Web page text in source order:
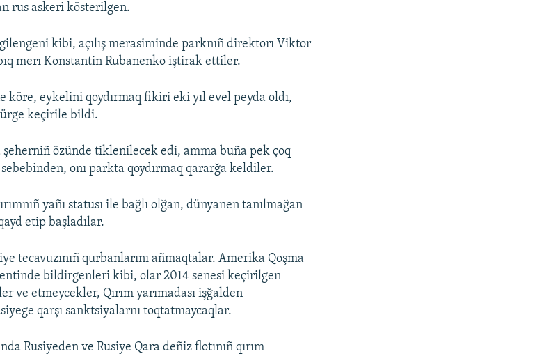
rus askeri kösterilgen.
kibi, açılış merasiminde parknıñ direktorı Viktor
merı Konstantin Rubanenko iştirak ettiler.
köre, eykelini qoydırmaq fikiri eki yıl evel peyda oldı,
keçirile bildi.
özünde tiklenilecek edi, amma buña pek çoq
onı parkta qoydırmaq qararğa keldiler.
yañı statusı ile bağlı olğan, dünyanen tanılmağan
etip başladılar.
tecavuzınıñ qurbanlarını añmaqtalar. Amerika Qoşma
bildirgenleri kibi, olar 2014 senesi keçirilgen
ve etmeycekler, Qırım yarımadası işğalden
qarşı sanktsiyalarnı toqtatmaycaqlar.
Rusiyeden ve Rusiye Qara deñiz flotınıñ qırım